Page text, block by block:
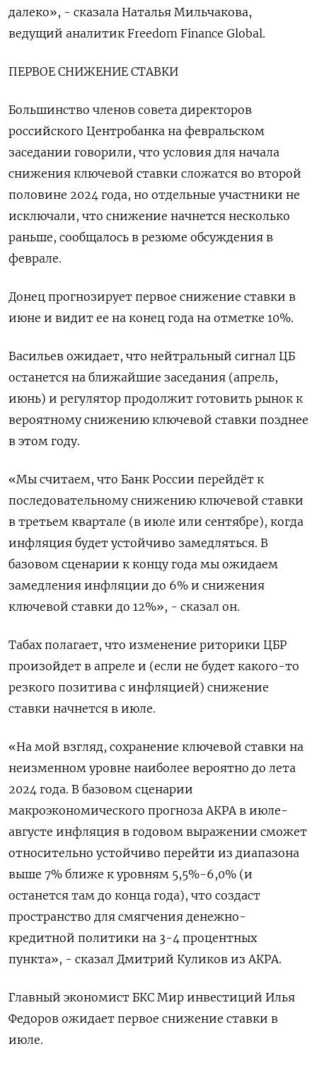
далеко», - сказала Наталья Мильчакова,
ведущий аналитик Freedom Finance Global.
ПЕРВОЕ СНИЖЕНИЕ СТАВКИ
Большинство членов совета директоров
российского Центробанка на февральском
заседании говорили, что условия для начала
снижения ключевой ставки сложатся во второй
половине 2024 года, но отдельные участники не
исключали, что снижение начнется несколько
раньше, сообщалось в резюме обсуждения в
феврале.
Донец прогнозирует первое снижение ставки в
июне и видит ее на конец года на отметке 10%.
Васильев ожидает, что нейтральный сигнал ЦБ
останется на ближайшие заседания (апрель,
июнь) и регулятор продолжит готовить рынок к
вероятному снижению ключевой ставки позднее
в этом году.
«Мы считаем, что Банк России перейдёт к
последовательному снижению ключевой ставки
в третьем квартале (в июле или сентябре), когда
инфляция будет устойчиво замедляться. В
базовом сценарии к концу года мы ожидаем
замедления инфляции до 6% и снижения
ключевой ставки до 12%», - сказал он.
Табах полагает, что изменение риторики ЦБР
произойдет в апреле и (если не будет какого-то
резкого позитива с инфляцией) снижение
ставки начнется в июле.
«На мой взгляд, сохранение ключевой ставки на
неизменном уровне наиболее вероятно до лета
2024 года. В базовом сценарии
макроэкономического прогноза АКРА в июле-
августе инфляция в годовом выражении сможет
относительно устойчиво перейти из диапазона
выше 7% ближе к уровням 5,5%-6,0% (и
останется там до конца года), что создаст
пространство для смягчения денежно-
кредитной политики на 3-4 процентных
пункта», - сказал Дмитрий Куликов из АКРА.
Главный экономист БКС Мир инвестиций Илья
Федоров ожидает первое снижение ставки в
июле.